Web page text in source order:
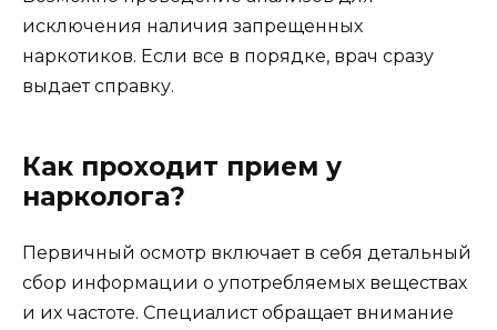
исключения наличия запрещенных
наркотиков. Если все в порядке, врач сразу
выдает справку.
Как проходит прием у
нарколога?
Первичный осмотр включает в себя детальный
сбор информации о употребляемых веществах
и их частоте. Специалист обращает внимание